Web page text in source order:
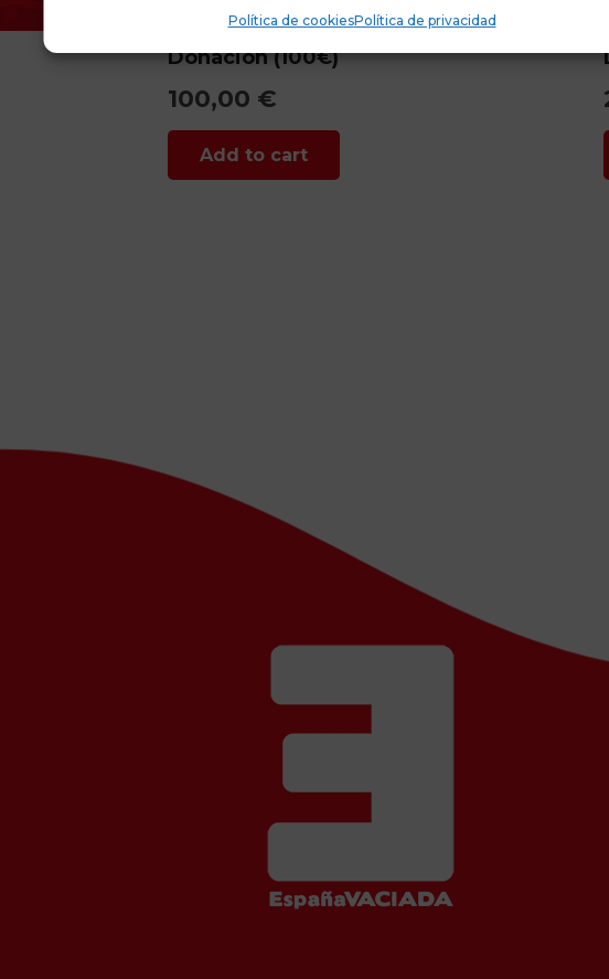
Política de cookiesPolítica de privacidad
Donación (100€)
100,00 €
Add to cart